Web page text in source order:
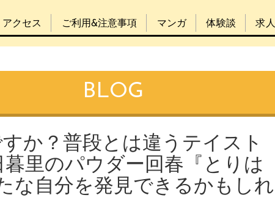
アクセス ご利用&注意事項 マンガ 体験談 求人
BLOG
か？普段とは違うテイスト
里のパウダー回春『とりは
な自分を発見できるかもしれ